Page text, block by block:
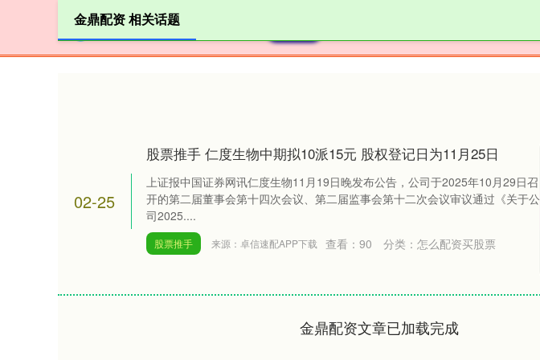
金鼎配资 相关话题
02-25
股票推手 仁度生物中期拟10派15元 股权登记日为11月25日
上证报中国证券网讯仁度生物11月19日晚发布公告，公司于2025年10月29日召
开的第二届董事会第十四次会议、第二届监事会第十二次会议审议通过《关于公
司2025....
股票推手 来源：卓信速配APP下载 查看： 90 分类： 怎么配资买股票
金鼎配资文章已加载完成